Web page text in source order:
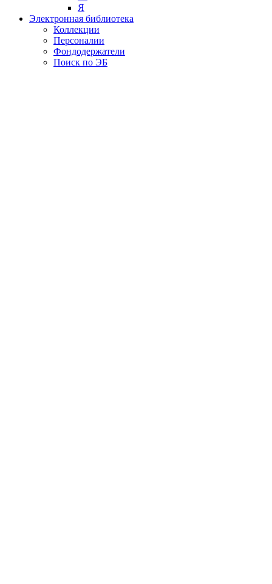
Я
Электронная библиотека
Коллекции
Персоналии
Фондодержатели
Поиск по ЭБ